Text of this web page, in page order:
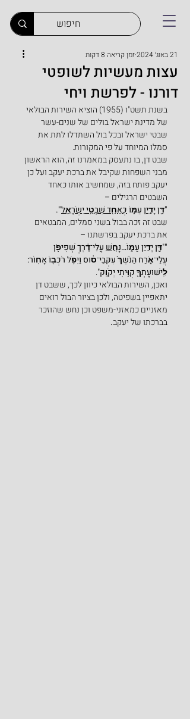
עצות מעשיות לשופטי
דורנו - לפרשת ויחי
21 באוג׳ 2024 זמן קריאה 8 דקות
בשנת תשט"ו (1955) הוציא השירות הבולאי
של מדינת ישראל בולים של שנים-עשר
שבטי ישראל ובכל בול השתדלו לתת את
סמלו המיוחד על פי המקורות.
שבט דן, בו נתעסק במאמרנו זה, הוא הראשון
מבני השפחות שקיבל את ברכת יעקב ועל כן
יעקב פותח בזה, שמחשיב אותו כאחד
השבטים הרגילים –
"דָּ֖ן יָדִ֣ין עַמּ֑וֹ כְּאַחַ֖ד שִׁבְטֵ֥י יִשְׂרָאֵֽל".
שבט זה זכה בבול בשני סמלים, המבטאים
את ברכת יעקב בפרשתנו –
"
"דָּ֖ן יָדִ֣ין עַמּ֑וֹ…נָחָ֣שׁ עֲלֵי־דֶ֔רֶךְ שְׁפִיפֹ֖ן
עֲלֵי־אֹ֑רַח הַנֹּשֵׁךְ֙ עִקְּבֵי־ס֔וּסוַיִּפֹּ֥ל רֹכְב֖וֹ אָחֽוֹר:
לִֽישׁוּעָתְךָ֖ קִוִּ֥יתִי יְקֹוָֽק".
ואכן, השירות הבולאי כיוון לכך, ששבט דן
יתאפיין בשפיטה, ולכן בציור הבול רואים
מאזניים כמאזני-משפט וכן נחש שהוזכר
בברכתו של יעקב.